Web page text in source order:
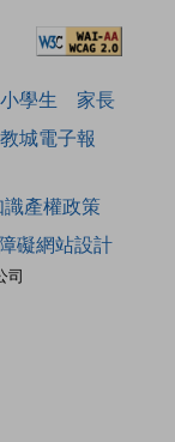
小學生
家長
教城電子報
司
產權政策
礙網站設計